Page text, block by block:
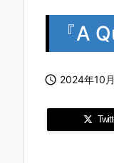
『A
 2024年10